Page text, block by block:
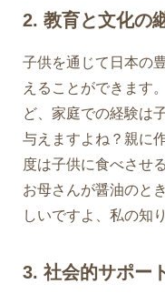
2. 教育と文化の
子供を通じて日本の
えることができます
ど、家庭での経験は
与えますよね？親に
度は子供に食べさせ
お母さんが醤油のと
しいですよ、私の知
3. 社会的サポー